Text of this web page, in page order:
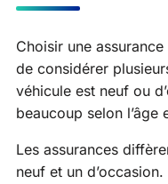
Choisir une
de considérer
véhicule est neuf ou
beaucoup selon l’âge
Les assurances
neuf et un